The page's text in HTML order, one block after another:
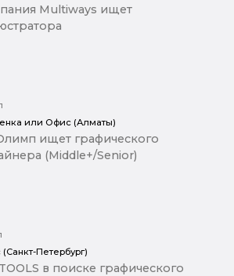
Multiways ищет
или Офис (Алматы)
ищет графического
(Middle+/Senior)
Петербург)
в поиске графического